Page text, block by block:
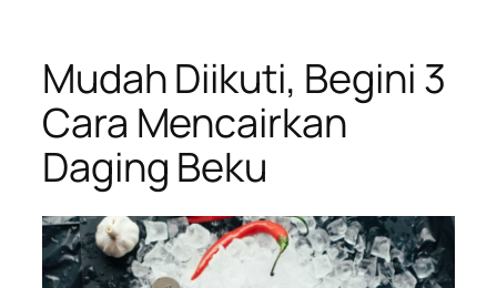
Mudah Diikuti, Begini 3
Cara Mencairkan
Daging Beku